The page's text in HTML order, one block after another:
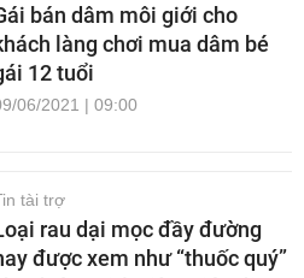
bán dâm môi giới cho
làng chơi mua dâm bé
12 tuổi
06/2021 | 09:00
tài trợ
rau dại mọc đầy đường
được xem như “thuốc quý”